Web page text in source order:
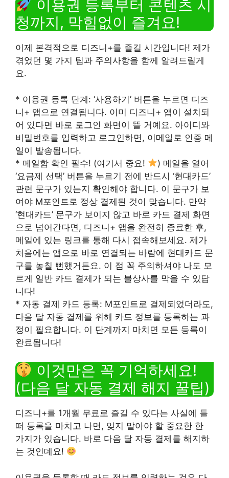
이용권 등록부터 콘텐츠 시
청까지, 막힘없이 즐겨요!
이제 본격적으로 디즈니+를 즐길 시간입니다! 제가
겪었던 몇 가지 팁과 주의사항을 함께 알려드릴게
요.
* 이용권 등록 단계: ‘사용하기’ 버튼을 누르면 디즈
니+ 앱으로 연결됩니다. 이미 디즈니+ 앱이 설치되
어 있다면 바로 로그인 화면이 뜰 거예요. 아이디와
비밀번호를 입력하고 로그인하면, 이메일로 인증 메
일이 발송됩니다.
* 메일함 확인 필수! (여기서 중요!
) 메일을 열어
‘요금제 선택’ 버튼을 누르기 전에 반드시 ‘현대카드’
관련 문구가 있는지 확인해야 합니다. 이 문구가 보
여야 M포인트로 정상 결제된 것이 맞습니다. 만약
‘현대카드’ 문구가 보이지 않고 바로 카드 결제 화면
으로 넘어간다면, 디즈니+ 앱을 완전히 종료한 후,
메일에 있는 링크를 통해 다시 접속해보세요. 제가
처음에는 앱으로 바로 연결되는 바람에 현대카드 문
구를 놓칠 뻔했거든요. 이 점 꼭 주의하셔야 나도 모
르게 일반 카드 결제가 되는 불상사를 막을 수 있답
니다!
* 자동 결제 카드 등록: M포인트로 결제되었더라도,
다음 달 자동 결제를 위해 카드 정보를 등록하는 과
정이 필요합니다. 이 단계까지 마치면 모든 등록이
완료됩니다!
이것만은 꼭 기억하세요!
(다음 달 자동 결제 해지 꿀팁)
디즈니+를 1개월 무료로 즐길 수 있다는 사실에 들
떠 등록을 마치고 나면, 잊지 말아야 할 중요한 한
가지가 있습니다. 바로 다음 달 자동 결제를 해지하
는 것인데요!